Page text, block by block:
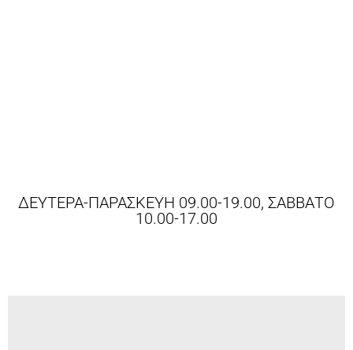
ΔΕΥΤΕΡΑ-ΠΑΡΑΣΚΕΥΗ 09.00-19.00, ΣΑΒΒΑΤΟ
10.00-17.00